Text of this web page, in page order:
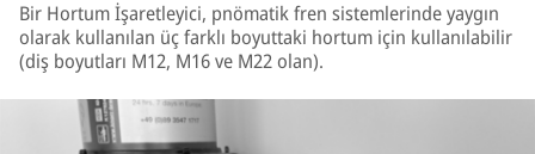
Bir Hortum İşaretleyici, pnömatik fren sistemlerinde yaygın
olarak kullanılan üç farklı boyuttaki hortum için kullanılabilir
(diş boyutları M12, M16 ve M22 olan).